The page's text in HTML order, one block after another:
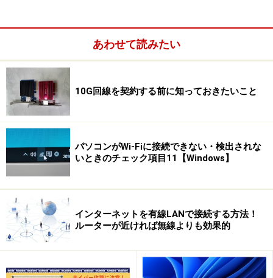
IPv6 IPoE接続の「IPv6」とは、128Bitのアドレスを利用
して通信を行う次世代の通信規格だ。「IPoE」とは、IP
over Ethernetの略で、IPアドレスをEthernet上で送る。
つまり、どこでも利用されているEthernetによる通信の
ことだ。そのため、認証のプロトコルを含むPPPoEに対
「IPv6/IPoE」は、ボトルネックの発生しやすいPPPoE
プロトコルを利用していない。また、プロバイダのIPv6
アドレスをNTTが予め割り当て、ユーザー宅のIPv6アド
レスに対応する端末からプロバイダまでのNTTの回線を
Ethernetで繋ぐ。そのため、高速で快適な環境で通信が
あわせて読みたい
10G回線を契約する前に知っておきたいこと
パソコンがWi-Fiに接続できない・検出されな
いときのチェック項目11【Windows】
インターネットを有線LANで接続する方法！
ルーターが近ければ無線よりも効果的